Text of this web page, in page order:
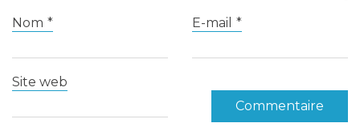
Nom * E-mail *
Site web